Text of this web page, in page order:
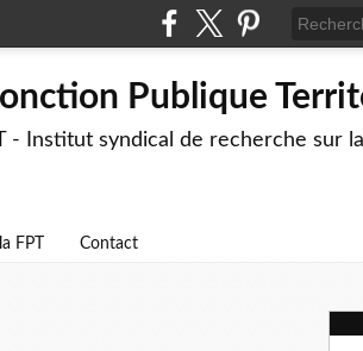
Publique
Institut syndical de recherche sur
FPT Contact